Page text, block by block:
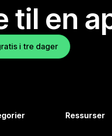
til en
i tre dager
Ressurser